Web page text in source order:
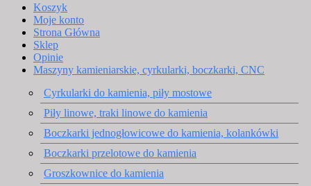
Koszyk
Moje konto
Strona Główna
Sklep
Opinie
Maszyny kamieniarskie, cyrkularki, boczkarki, CNC
Cyrkularki do kamienia, piły mostowe
Piły linowe, traki linowe do kamienia
Boczkarki jednogłowicowe do kamienia, kolankówki
Boczkarki przelotowe do kamienia
Groszkownice do kamienia